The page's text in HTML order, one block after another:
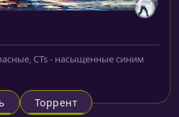
CTs - насыщенные синим
Торрент